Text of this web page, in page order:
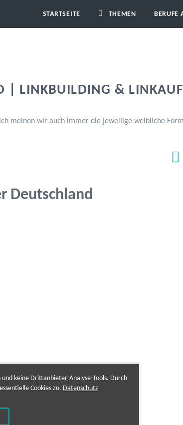
STARTSEITE THEMEN BERUFE
| LINKBUILDING &
meinen wir auch immer die jeweilige weibliche
Deutschland
keine Drittanbieter-Analyse-Tools. Durch
Cookies zu. Datenschutz